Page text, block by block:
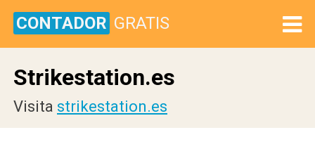
CONTADOR GRATIS
Strikestation.es
Visita strikestation.es